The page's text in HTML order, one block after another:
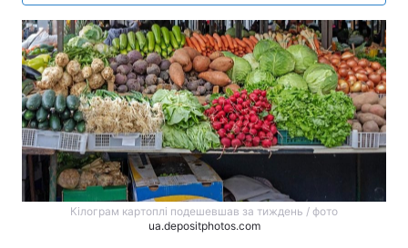
Кілограм картоплі подешевшав за тиждень / фото
ua.depositphotos.com